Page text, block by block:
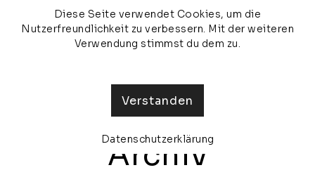
MENU
veronika olma
Archiv
Diese Seite verwendet Cookies, um die
Nutzerfreundlichkeit zu verbessern. Mit der weiteren
Verwendung stimmst du dem zu.
Verstanden
Datenschutzerklärung